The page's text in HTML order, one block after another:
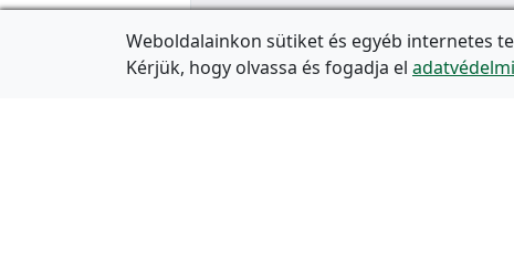
Weboldalainkon sütiket és egyéb internetes
Kérjük, hogy olvassa és fogadja el